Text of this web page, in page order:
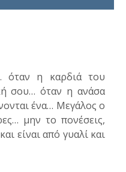
όταν η καρδιά του
σου… όταν η ανάσα
ένα… Μεγάλος ο
μην το πονέσεις,
είναι από γυαλί και